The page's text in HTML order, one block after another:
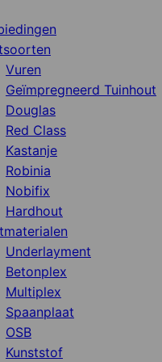
Vuren
Geïmpregneerd Tuinhout
Douglas
Red Class
Kastanje
Robinia
Nobifix
Hardhout
Underlayment
Betonplex
Multiplex
Spaanplaat
OSB
Kunststof